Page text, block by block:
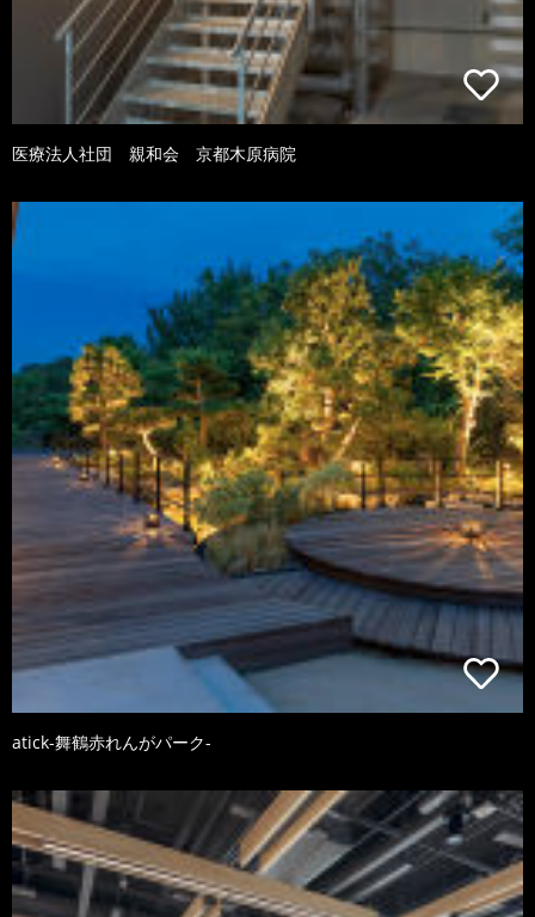
医療法人社団 親和会 京都木原病院
atick-舞鶴赤れんがパーク-